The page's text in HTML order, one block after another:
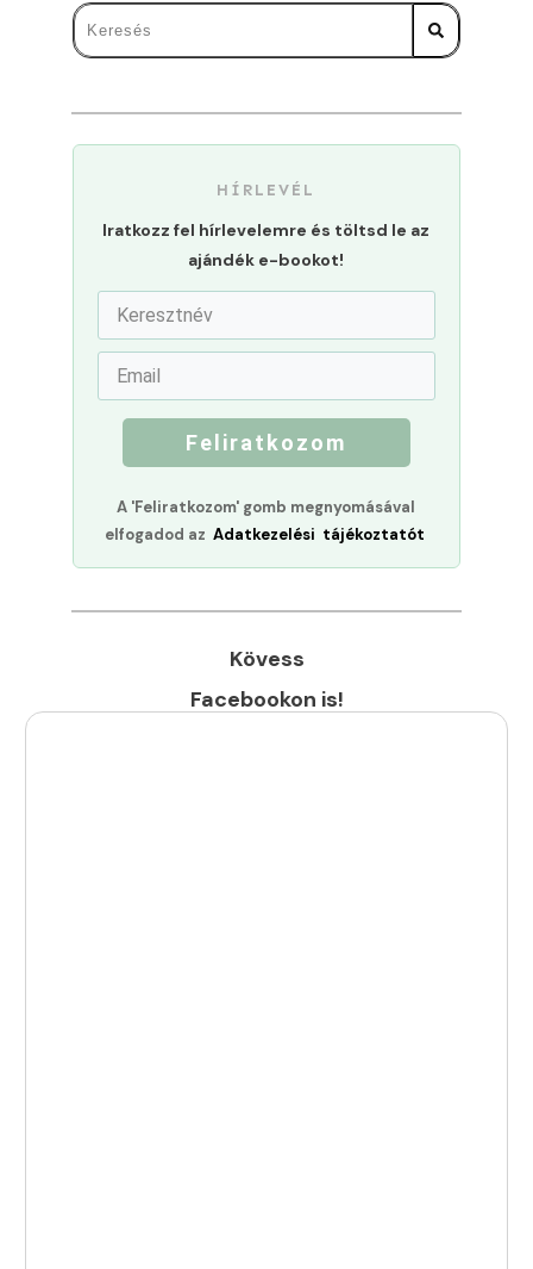
HÍRLEVÉL
Iratkozz fel hírlevelemre és töltsd le az
ajándék e-bookot!
Feliratkozom
A 'Feliratkozom' gomb megnyomásával
elfogadod az Adatkezelési tájékoztatót
Kövess
Facebookon is!